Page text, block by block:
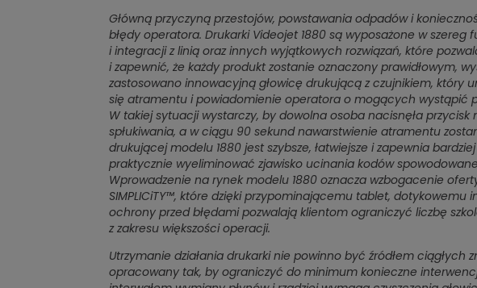
Główną przyczyną przestojów, powstawania odpadów i
błędy operatora. Drukarki Videojet 1880 są wyposażone w szereg
i integracji z linią oraz innych wyjątkowych rozwiązań, które
i zapewnić, że każdy produkt zostanie oznaczony prawidłowym,
zastosowano innowacyjną głowicę drukującą z czujnikiem, który
się atramentu i powiadomienie operatora o mogących wystąpić
W takiej sytuacji wystarczy, by dowolna osoba nacisnęła
spłukiwania, a w ciągu 90 sekund nawarstwienie atramentu
drukującej modelu 1880 jest szybsze, łatwiejsze i zapewnia
praktycznie wyeliminować zjawisko ucinania kodów
Wprowadzenie na rynek modelu 1880 oznacza wzbogacenie
SIMPLICiTY™, które dzięki przypominającemu tablet, dotykowemu
ochrony przed błędami pozwalają klientom ograniczyć liczbę
z zakresu większości operacji.
Utrzymanie działania drukarki nie powinno być źródłem ciągłych
opracowany tak, by ograniczyć do minimum konieczne